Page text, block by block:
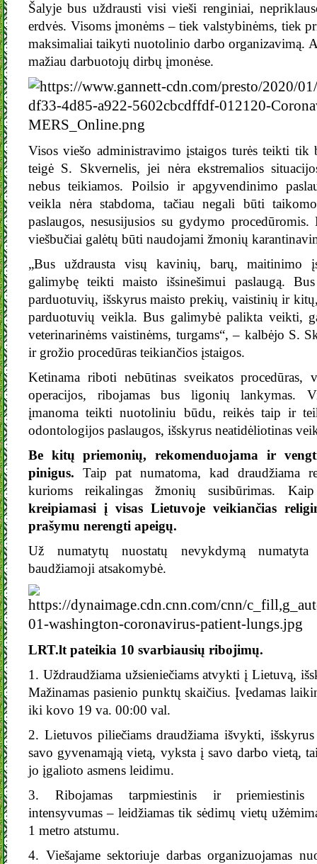
Šalyje bus uždrausti visi vieši renginiai,
erdvės. Visoms įmonėms – tiek valstybinėms, tiek
maksimaliai taikyti nuotolinio darbo organizavimą.
mažiau darbuotojų dirbų įmonėse.
Visos viešo administravimo įstaigos turės teikti tik
teigė S. Skvernelis, jei nėra ekstremalios
nebus teikiamos. Poilsio ir apgyvendinimo
veikla nėra stabdoma, tačiau negali būti
paslaugos, nesusijusios su gydymo
viešbučiai galėtų būti naudojami žmonių
„Bus uždrausta visų kavinių, barų, maitinimo
galimybę teikti maisto išsinešimui paslaugą.
parduotuvių, išskyrus maisto prekių, vaistinių ir
parduotuvių veikla. Bus galimybė palikta veikti,
veterinarinėms vaistinėms, turgams“, – kalbėjo S.
ir grožio procedūras teikiančios įstaigos.
Ketinama riboti nebūtinas sveikatos procedūras,
operacijos, ribojamas bus ligonių lankymas.
įmanoma teikti nuotoliniu būdu, reikės taip ir
odontologijos paslaugos, išskyrus neatidėliotinas
Be kitų priemonių, rekomenduojama ir
pinigus. Taip pat numatoma, kad draudžiama
kurioms reikalingas žmonių susibūrimas.
kreipiamasi į visas Lietuvoje veikiančias
prašymu nerengti apeigų.
Už numatytų nuostatų nevykdymą
baudžiamoji atsakomybė.
LRT.lt pateikia 10 svarbiausių ribojimų.
1. Uždraudžiama užsieniečiams atvykti į Lietuvą,
Mažinamas pasienio punktų skaičius. Įvedamas
iki kovo 19 va. 00:00 val.
2. Lietuvos piliečiams draudžiama išvykti,
savo gyvenamąją vietą, vyksta į savo darbo vietą,
jo įgalioto asmens leidimu.
3. Ribojamas tarpmiestinis ir priemiestinis
intensyvumas – leidžiamas tik sėdimų vietų
1 metro atstumu.
4. Viešajame sektoriuje darbas organizuojamas